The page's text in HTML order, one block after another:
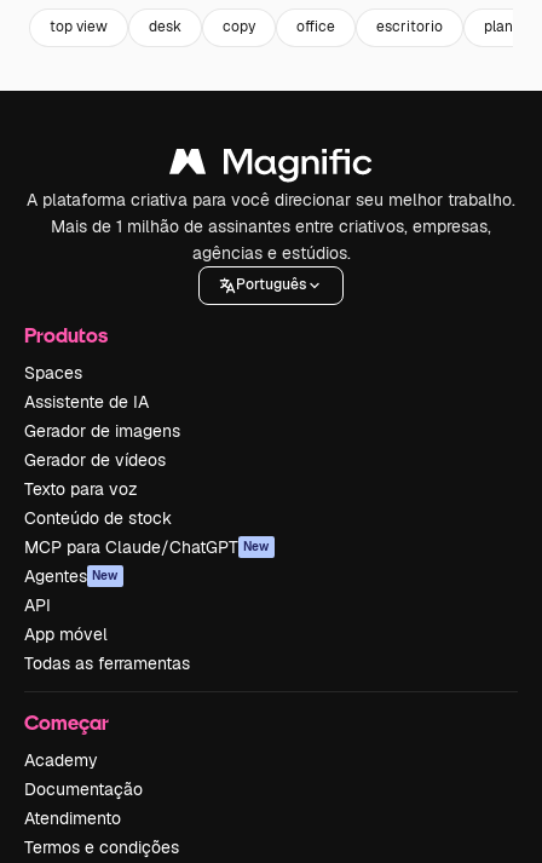
top view desk copy office escritorio planejar
A plataforma criativa para você direcionar seu melhor trabalho.
Mais de 1 milhão de assinantes entre criativos, empresas,
agências e estúdios.
Português
Produtos
Spaces
Assistente de IA
Gerador de imagens
Gerador de vídeos
Texto para voz
Conteúdo de stock
MCP para Claude/ChatGPT New
Agentes New
API
App móvel
Todas as ferramentas
Começar
Academy
Documentação
Atendimento
Termos e condições